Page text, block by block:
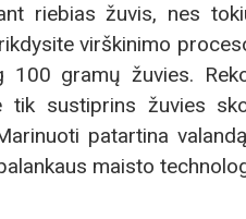
riebias žuvis, nes
virškinimo
gramų žuvies.
tik sustiprins žuvies
patartina
maisto